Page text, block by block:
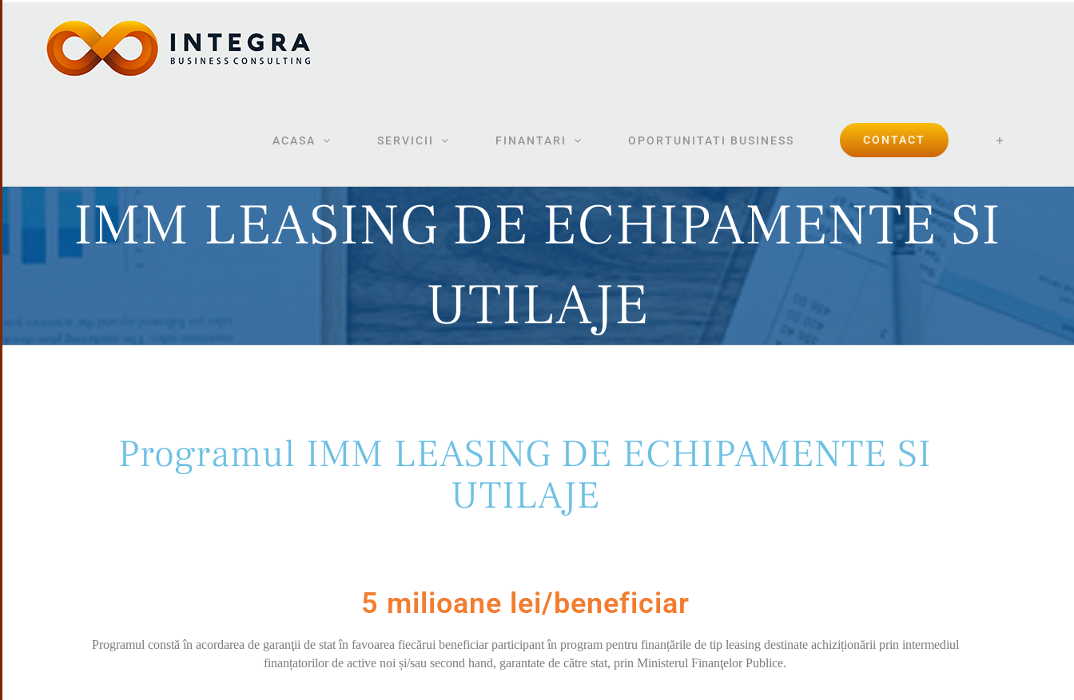
ACASA SERVICII FINANTARI OPORTUNITATI BUSINESS CONTACT
IMM LEASING DE ECHIPAMENTE SI
UTILAJE
Programul IMM LEASING DE ECHIPAMENTE SI
UTILAJE
5 milioane lei/beneficiar
Programul constă în acordarea de garanţii de stat în favoarea fiecărui beneficiar participant în program pentru finanțările de tip leasing destinate achiziționării prin intermediul
finanțatorilor de active noi și/sau second hand, garantate de către stat, prin Ministerul Finanţelor Publice.